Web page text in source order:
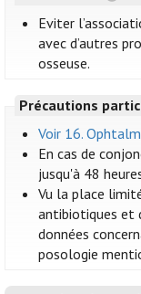
Eviter
avec d’autres
osseuse.
Précautions
Voir 16.
En cas de
jusqu'à 48
Vu la place
antibiotiques et
données
posologie